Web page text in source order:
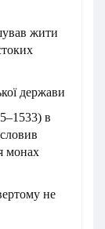
жити
держави
в
монах
не